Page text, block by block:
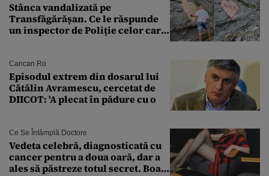
Stânca vandalizată pe
Transfăgărășan. Ce le răspunde
un inspector de Poliție celor care
Cancan.ro
Episodul extrem din dosarul lui
Cătălin Avramescu, cercetat de
DIICOT: 'A plecat în pădure cu o
Ce Se Întâmplă Doctore
Vedeta celebră, diagnosticată cu
cancer pentru a doua oară, dar a
ales să păstreze totul secret. Boala